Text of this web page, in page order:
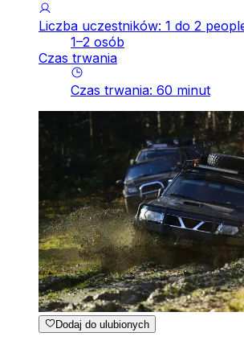
Liczba uczestników: 1 do 2
1–2 osób
Czas trwania
Czas trwania: 60 minut
Dodaj do ulubionych